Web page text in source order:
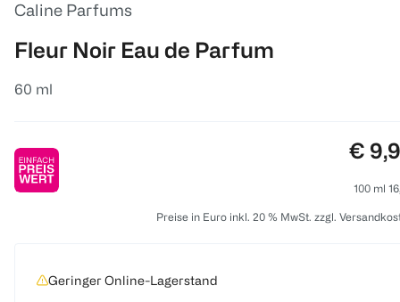
Caline Parfums
Fleur Noir Eau de Parfum
60 ml
€
100 ml
Preise in Euro inkl. 20 % MwSt. zzgl.
Geringer Online-Lagerstand